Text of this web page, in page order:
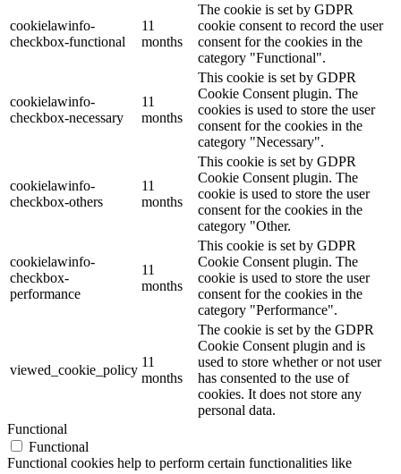
cookielawinfo-
checkbox-functional
11
months
The cookie is set by GDPR
cookie consent to record the user
consent for the cookies in the
category "Functional".
cookielawinfo-
checkbox-necessary
11
months
This cookie is set by GDPR
Cookie Consent plugin. The
cookies is used to store the user
consent for the cookies in the
category "Necessary".
cookielawinfo-
checkbox-others
11
months
This cookie is set by GDPR
Cookie Consent plugin. The
cookie is used to store the user
consent for the cookies in the
category "Other.
cookielawinfo-
checkbox-
performance
11
months
This cookie is set by GDPR
Cookie Consent plugin. The
cookie is used to store the user
consent for the cookies in the
category "Performance".
viewed_cookie_policy
11
months
The cookie is set by the GDPR
Cookie Consent plugin and is
used to store whether or not user
has consented to the use of
cookies. It does not store any
personal data.
Functional
Functional
Functional cookies help to perform certain functionalities like